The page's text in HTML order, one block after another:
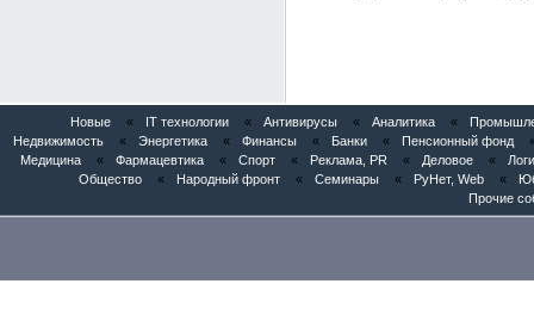
Новые « IT технологии « Антивирусы « Аналитика «
Недвижимость
« Энергетика « Финансы « Банки « Пенсионный фонд
Медицина
« Фармацевтика « Спорт « Реклама, PR « Деловое «
Общество
« Народный фронт « Семинары « РуНет, Web «
Прочие